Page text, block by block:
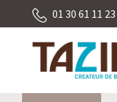
01 30 61 11 23